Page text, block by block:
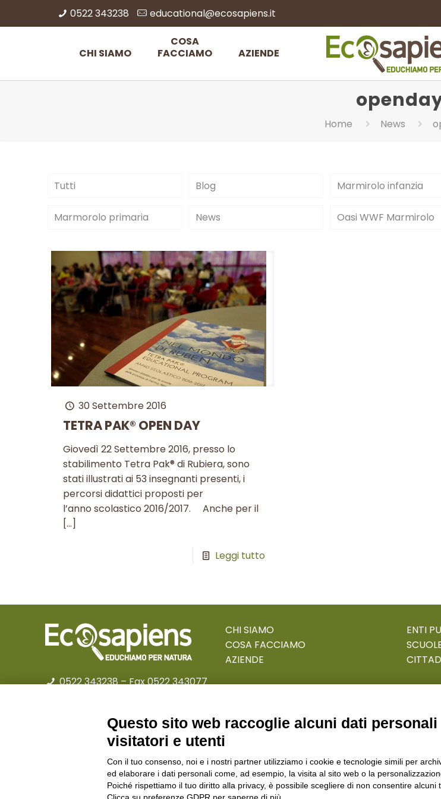
0522 343238 educational@ecosapiens.it
CHI SIAMO
COSA
FACCIAMO
AZIENDE
Home News
Tutti Blog Marmirolo infanzia
Marmorolo primaria News Oasi WWF Marmirolo
30 Settembre 2016
TETRA PAK® OPEN DAY
Giovedì 22 Settembre 2016, presso lo
stabilimento Tetra Pak® di Rubiera, sono
stati illustrati ai 53 insegnanti presenti, i
percorsi didattici proposti per
l’anno scolastico 2016/2017. Anche per il
[…]
Leggi tutto
0522 343238– Fax 0522 343077
CHI SIAMO
COSA FACCIAMO
AZIENDE
ENTI
© Cooperativa L’Ovile. Iscr.Reg.Imp.R.E. e P.IVA 01541120356 -
Questo sito web raccoglie alcuni dati personali
visitatori e utenti
Con il tuo consenso, noi e i nostri partner utilizziamo i cookie e tecnologie simili per
ed elaborare i dati personali come, ad esempio, la visita al sito web o la
Poiché rispettiamo il tuo diritto alla privacy, è possibile scegliere di non consentire alcuni